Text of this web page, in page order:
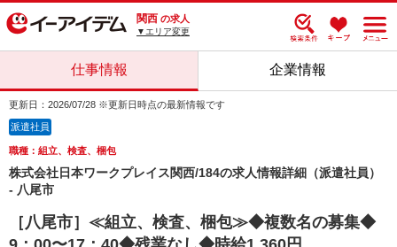
関西 の求人
▼エリア変更
仕事情報 企業情報
更新日：2026/07/28 ※更新日時点の最新情報です
派遣社員
職種：組立、検査、梱包
株式会社日本ワークプレイス関西/184の求人情報詳細（派遣社員）
- 八尾市
［八尾市］≪組立、検査、梱包≫◆複数名の募集◆